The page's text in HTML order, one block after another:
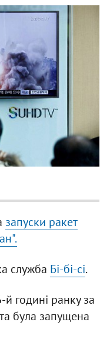
запуски ракет
служба Бі-бі-сі.
годині ранку за
була запущена